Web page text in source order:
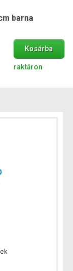
barna
Kosárba
raktáron